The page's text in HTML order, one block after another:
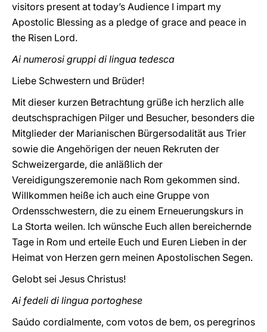
visitors present at today’s Audience I impart my
Apostolic Blessing as a pledge of grace and peace in
the Risen Lord.
Ai numerosi gruppi di lingua tedesca
Liebe Schwestern und Brüder!
Mit dieser kurzen Betrachtung grüße ich herzlich alle
deutschsprachigen Pilger und Besucher, besonders die
Mitglieder der Marianischen Bürgersodalität aus Trier
sowie die Angehörigen der neuen Rekruten der
Schweizergarde, die anläßlich der
Vereidigungszeremonie nach Rom gekommen sind.
Willkommen heiße ich auch eine Gruppe von
Ordensschwestern, die zu einem Erneuerungskurs in
La Storta weilen. Ich wünsche Euch allen bereichernde
Tage in Rom und erteile Euch und Euren Lieben in der
Heimat von Herzen gern meinen Apostolischen Segen.
Gelobt sei Jesus Christus!
Ai fedeli di lingua portoghese
Saúdo cordialmente, com votos de bem, os peregrinos